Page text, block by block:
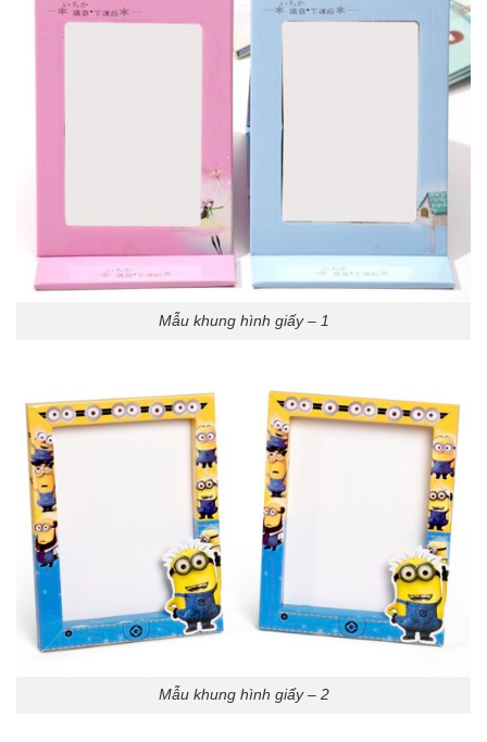
Mẫu khung hình giấy – 1
Mẫu khung hình giấy – 2